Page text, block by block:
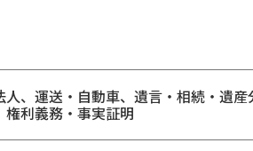
、運送・自動車、遺言・相続・遺
利義務・事実証明